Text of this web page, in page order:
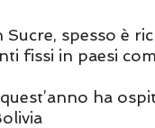
Sucre, spesso è
fissi in paesi
ha